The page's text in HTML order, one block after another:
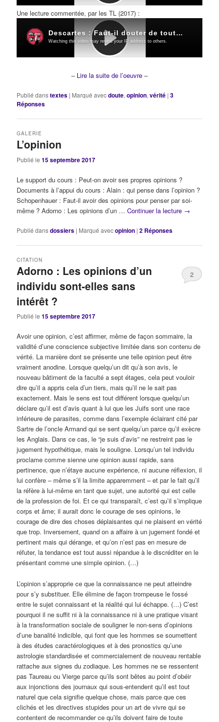
Une lecture commentée, par les TL (2017) :
– Lire la suite de l’oeuvre –
Publié danstextes | Marqué avecdoute,opinion,vérité |3
Réponses
L’opinion
GALERIE
Publié le15 septembre 2017
Le support du cours : Peut-on avoir ses propres opinions ?
Documents à l’appui du cours : Alain : qui pense dans l’opinion ?
Schopenhauer : Faut-il avoir des opinions pour penser par soi-
même ? Adorno : Les opinions d’un …Continuer la lecture →
Publié dansdossiers | Marqué avecopinion |2 Réponses
Adorno : Les opinions d’un
individu sont-elles sans
intérêt ?
CITATION
Publié le15 septembre 2017
2
Avoir une opinion, c’est affirmer, même de façon sommaire, la
validité d’une conscience subjective limitée dans son contenu de
vérité. La manière dont se présente une telle opinion peut être
vraiment anodine. Lorsque quelqu’un dit qu’à son avis, le
nouveau bâtiment de la faculté a sept étages, cela peut vouloir
dire qu’il a appris cela d’un tiers, mais qu’il ne le sait pas
exactement. Mais le sens est tout différent lorsque quelqu’un
déclare qu’il est d’avis quant à lui que les Juifs sont une race
inférieure de parasites, comme dans l’exemple éclairant cité par
Sartre de l’oncle Armand qui se sent quelqu’un parce qu’il exècre
les Anglais. Dans ce cas, le “je suis d’avis” ne restreint pas le
jugement hypothétique, mais le souligne. Lorsqu’un tel individu
proclame comme sienne une opinion aussi rapide, sans
pertinence, que n’étaye aucune expérience, ni aucune réflexion, il
lui confère – même s’il la limite apparemment – et par le fait qu’il
la réfère à lui-même en tant que sujet, une autorité qui est celle
de la profession de foi. Et ce qui transparaît, c’est qu’il s’implique
corps et âme; il aurait donc le courage de ses opinions, le
courage de dire des choses déplaisantes qui ne plaisent en vérité
que trop. Inversement, quand on a affaire à un jugement fondé et
pertinent mais qui dérange, et qu’on n’est pas en mesure de
réfuter, la tendance est tout aussi répandue à le discréditer en le
présentant comme une simple opinion. (…)
L’opinion s’approprie ce que la connaissance ne peut atteindre
pour s’y substituer. Elle élimine de façon trompeuse le fossé
entre le sujet connaissant et la réalité qui lui échappe. (…) C’est
pourquoi il ne suffit ni à la connaissance ni à une pratique visant
à la transformation sociale de souligner le non-sens d’opinions
d’une banalité indicible, qui font que les hommes se soumettent
à des études caractérologiques et à des pronostics qu’une
astrologie standardisée et commercialement de nouveau rentable
rattache aux signes du zodiaque. Les hommes ne se ressentent
pas Taureau ou Vierge parce qu’ils sont bêtes au point d’obéir
aux injonctions des journaux qui sous-entendent qu’il est tout
naturel que cela signifie quelque chose, mais parce que ces
clichés et les directives stupides pour un art de vivre qui se
contentent de recommander ce qu’ils doivent faire de toute